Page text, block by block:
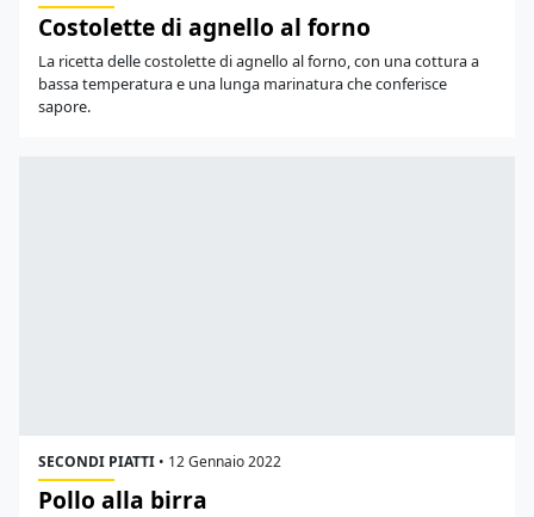
Costolette di agnello al forno
La ricetta delle costolette di agnello al forno, con una cottura a
bassa temperatura e una lunga marinatura che conferisce
sapore.
SECONDI PIATTI • 12 Gennaio 2022
Pollo alla birra